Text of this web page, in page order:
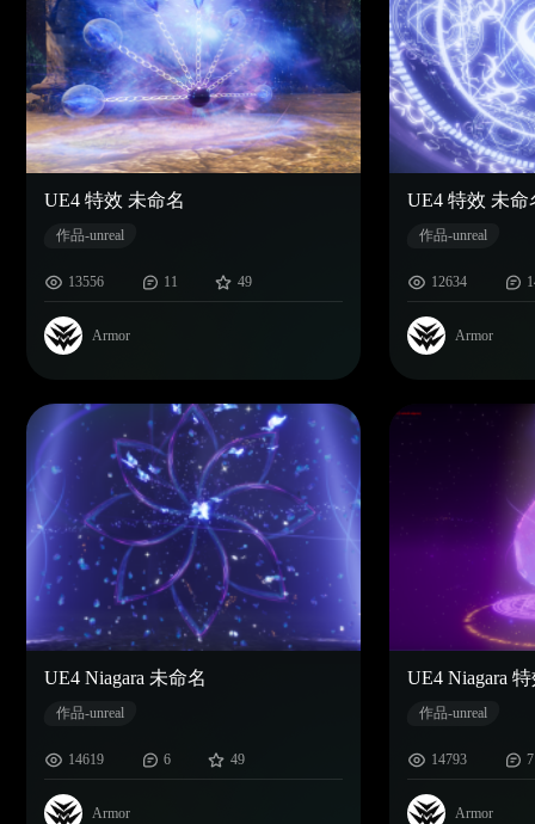
UE4 特效 未命名
作品-unreal
13556 11 49
Armor
UE4 特效 未命
作品-unreal
12634
Armor
UE4 Niagara 未命名
作品-unreal
14619 6 49
Armor
UE4 Niagara
作品-unreal
14793 7
Armor